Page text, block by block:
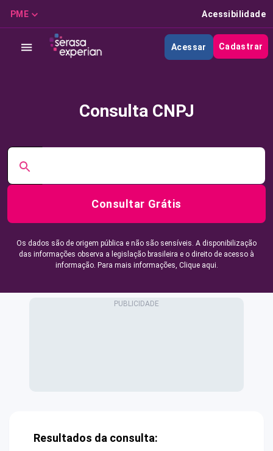
PME Acessibilidade
Acessar Cadastrar
Consulta CNPJ
Consultar Grátis
Os dados são de origem pública e não são sensíveis. A disponibilização
das informações observa a legislação brasileira e o direito de acesso à
informação. Para mais informações, Clique aqui.
Resultados da consulta: